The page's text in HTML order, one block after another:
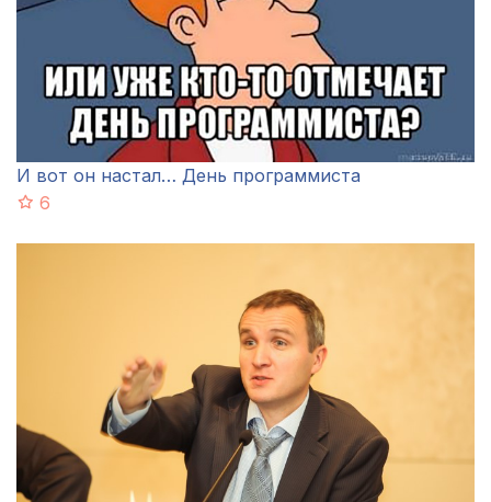
И вот он настал… День программиста
6